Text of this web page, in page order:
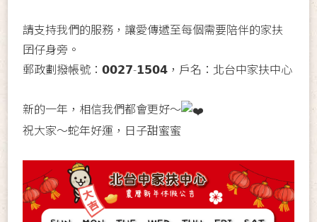
請支持我們的服務，讓愛傳遞至每個需要陪伴的家扶
囝仔身旁。
郵政劃撥帳號：𝟬𝟬𝟮𝟳-𝟭𝟱𝟬𝟰，戶名：北台中家扶中心
新的一年，相信我們都會更好～
祝大家～蛇年好運，日子甜蜜蜜